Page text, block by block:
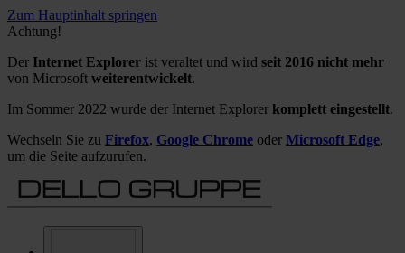
Zum Hauptinhalt springen
Achtung!
Der Internet Explorer ist veraltet und wird seit 2016 nicht mehr
von Microsoft weiterentwickelt.
Im Sommer 2022 wurde der Internet Explorer komplett eingestellt.
Wechseln Sie zu Firefox, Google Chrome oder Microsoft Edge,
um die Seite aufzurufen.